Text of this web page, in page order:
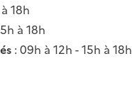
18h
à 18h
: 09h à 12h - 15h à 18h